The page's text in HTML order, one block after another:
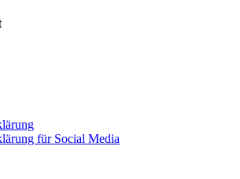
für Social Media